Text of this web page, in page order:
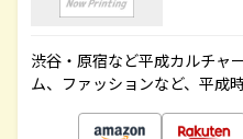
渋谷・原宿など平成カルチャ
ム、ファッションなど、平成